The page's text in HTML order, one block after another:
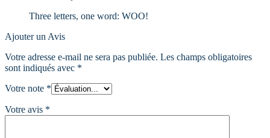
Three letters, one word: WOO!
Ajouter un Avis
Votre adresse e-mail ne sera pas publiée. Les champs obligatoires
sont indiqués avec *
Votre note *
Votre avis *